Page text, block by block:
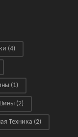
(4)
(1)
(2)
Техника (2)